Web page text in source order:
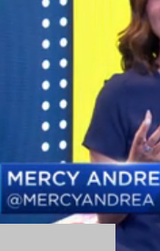
Andrea di
#investasi #bisnis